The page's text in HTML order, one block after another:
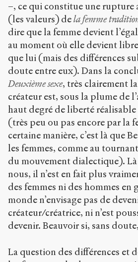
–, ce qui constitue une rupture
(les valeurs) dela femme
dire que la femme devient
au moment où elle devient
que lui (mais des différences
doute entre eux). Dans la
Deuxième sexe, très clairement
créateur est, sous la plume de
haut degré de liberté réalisable
(très peu ou pas encore par la
certaine manière, c’est là que
les femmes, comme au
du mouvement dialectique).
nous, il n’est en fait plus
des femmes ni des hommes en
monde n’envisage pas de
créateur/créatrice, ni n’est
devenir. Beauvoir si, sans
La question des différences et